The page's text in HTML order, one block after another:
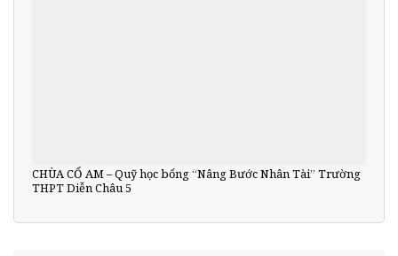
CHÙA CỔ AM – Quỹ học bổng “Nâng Bước Nhân Tài” Trường
THPT Diễn Châu 5